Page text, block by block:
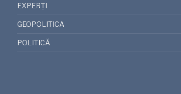
EXPERȚI
GEOPOLITICA
POLITICĂ